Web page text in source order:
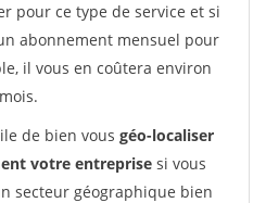
pour ce type de service et si
abonnement mensuel pour
il vous en coûtera environ
de bien vous géo-localiser
votre entreprise si vous
secteur géographique bien